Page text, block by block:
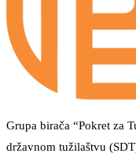
Grupa birača “Pokret za
državnom tužilaštvu